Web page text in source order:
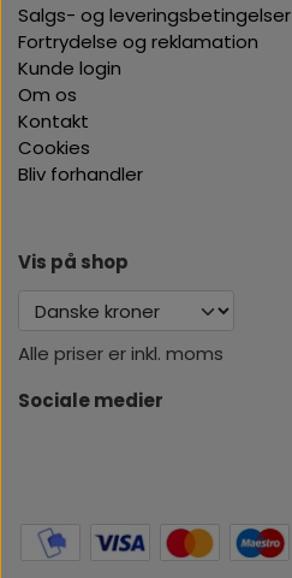
Salgs- og leveringsbetingelser
Fortrydelse og reklamation
Kunde login
Om os
Kontakt
Cookies
Bliv forhandler
Vis på shop
Alle priser er inkl. moms
Sociale medier